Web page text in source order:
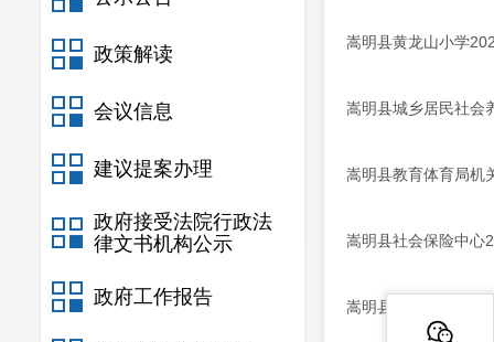
政策解读
会议信息
建议提案办理
政府接受法院行政法
律文书机构公示
政府工作报告
嵩明县黄龙山小学
嵩明县城乡居民社会
嵩明县教育体育局机
嵩明县社会保险中心
嵩明县教育体育局